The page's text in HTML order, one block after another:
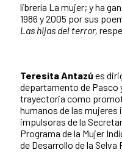
librería La mujer; y ha
1986 y 2005 por sus
Las hijas del terror,
Teresita Antazú es
departamento de Pasco
trayectoria como
humanos de las mujeres
impulsoras de la
Programa de la Mujer
de Desarrollo de la Selva